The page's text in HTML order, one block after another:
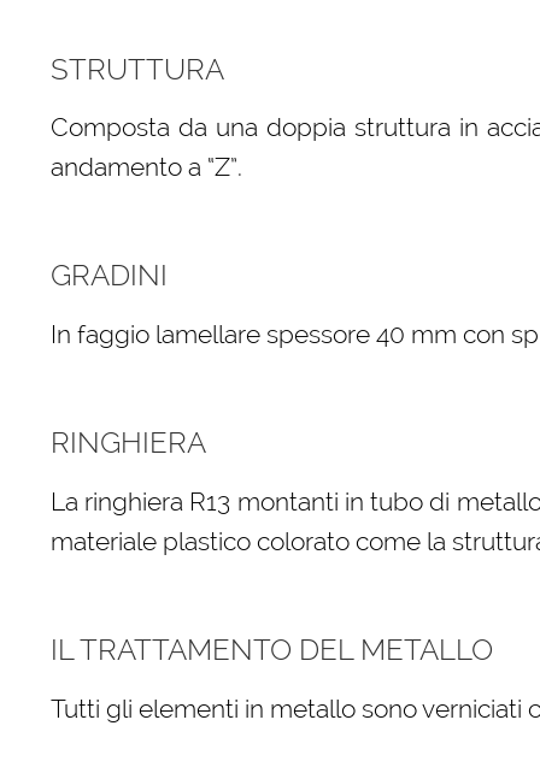
STRUTTURA
Composta da una doppia struttura in
andamento a “Z”.
GRADINI
In faggio lamellare spessore 40 mm con
RINGHIERA
La ringhiera R13 montanti in tubo di
materiale plastico colorato come la
IL TRATTAMENTO DEL METALLO
Tutti gli elementi in metallo sono verniciati